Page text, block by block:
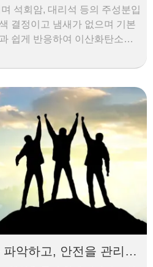
석회암, 대리석 등의 주성분입
결정이고 냄새가 없으며 기본
쉽게 반응하여 이산화탄소를
발견되는 물질 중 하나로, 아
회암, 대리석 등의 암석에 존
축자재이기도 하며 산업계에서
악하고, 안전을 관리하